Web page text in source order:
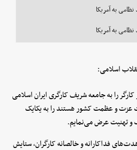
به آمریکا
به آمریکا
اسلامی:
ماه روز کارگر را به جامعه شریف کارگری ایران اسلامی
عزت و عظمت کشور هستند را به یکایک
و تهنیت عرض می‌نمایم.
فداکارانه و خالصانه کارگران، ستایش